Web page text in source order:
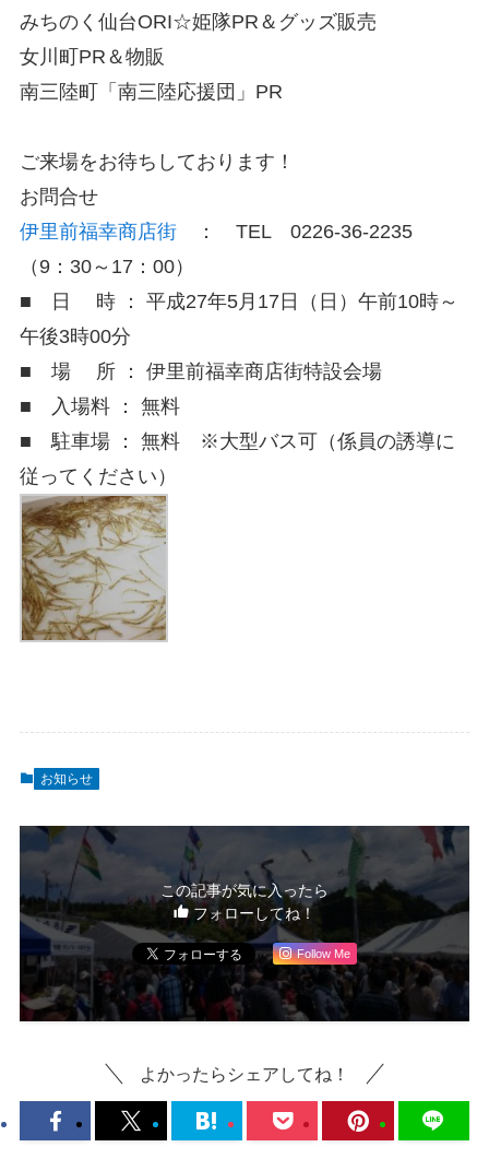
みちのく仙台ORI☆姫隊PR＆グッズ販売
女川町PR＆物販
南三陸町「南三陸応援団」PR
ご来場をお待ちしております！
お問合せ
伊里前福幸商店街： TEL 0226-36-2235
（9：30～17：00）
■ 日 時 ： 平成27年5月17日（日）午前10時～
午後3時00分
■ 場 所 ： 伊里前福幸商店街特設会場
■ 入場料 ： 無料
■ 駐車場 ： 無料 ※大型バス可（係員の誘導に
従ってください）
お知らせ
この記事が気に入ったら
フォローしてね！
Follow Me
よかったらシェアしてね！